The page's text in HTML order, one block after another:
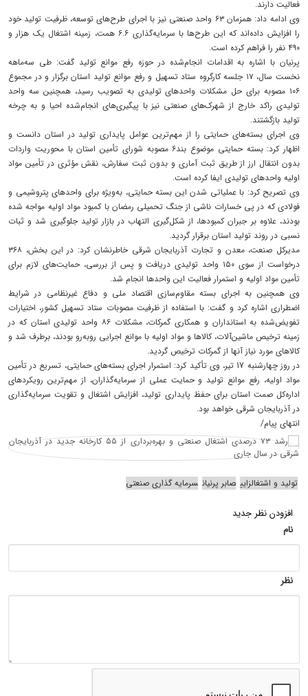
فعالیت دارند.
وی ادامه داد: همزمان ۶۳ واحد صنعتی نیز با اجرای طرح‌های توسعه، ظرفیت تولید خود
را افزایش داده‌اند که این طرح‌ها با سرمایه‌گذاری ۶.۶ همت، زمینه اشتغال یک هزار و
۴۹۰ نفر را فراهم کرده است.
پرنیان با اشاره به اقدامات انجام‌شده در حوزه رفع موانع تولید گفت: طی سه‌ماهه
نخست سال، ۱۷ جلسه کارگروه ستاد تسهیل و رفع موانع تولید استان برگزار و در مجموع
۱۰۶ مصوبه برای حل مشکلات واحدهای تولیدی به تصویب رسید، همچنین سه واحد
تولیدی راکد خارج از شهرک‌های صنعتی نیز با پیگیری‌های انجام‌شده احیا و به چرخه
تولید بازگشتند.
وی اجرای بسته‌های حمایتی را از مهم‌ترین عوامل پایداری تولید در استان دانست و
اظهار کرد: بسته حمایتی موضوع بند۶ مصوبه شورای تأمین استان با محوریت واردات
بدون انتقال ارز از طریق ثبت آماری و بدون ثبت سفارش، نقش مؤثری در تأمین مواد
اولیه واحدهای تولیدی ایفا کرده است.
وی تصریح کرد: با عملیاتی شدن این بسته حمایتی، به‌ویژه برای واحدهای پتروشیمی و
فولادی که در پی خسارات ناشی از جنگ تحمیلی رمضان با کمبود مواد اولیه مواجه شده
بودند، علاوه بر جبران کمبودها، از شکل‌گیری التهاب در بازار تولید جلوگیری شد و ثبات
نسبی در روند تولید استان برقرار گردید.
مدیرکل صنعت، معدن و تجارت آذربایجان شرقی خاطرنشان کرد: در این بخش، ۳۶۸
درخواست از سوی ۱۵۰ واحد تولیدی دریافت و پس از بررسی، حمایت‌های لازم برای
تأمین مواد اولیه و استمرار فعالیت این واحدها انجام شد.
وی همچنین به اجرای بسته مقاوم‌سازی اقتصاد ملی و دفاع غیرنظامی در شرایط
اضطراری اشاره کرد و گفت: با استفاده از ظرفیت مصوبات ستاد تسهیل کشور، اختیارات
تفویض‌شده به استانداران و همکاری گمرکات، مشکلات ۸۶ واحد تولیدی استان که در
زمینه ترخیص ماشین‌آلات، کالاها و مواد اولیه با موانع اجرایی روبه‌رو بودند، برطرف شد و
کالاهای مورد نیاز آنها از گمرکات ترخیص گردید.
در روز چهارشنبه 17 تیر، وی تأکید کرد: استمرار اجرای بسته‌های حمایتی، تسریع در تأمین
مواد اولیه، رفع موانع تولید و حمایت عملی از سرمایه‌گذاران، از مهم‌ترین رویکردهای
اداره‌کل صمت استان برای حفظ پایداری تولید، افزایش اشتغال و تقویت سرمایه‌گذاری
در آذربایجان شرقی خواهد بود.
انتهای پیام/
تولید و اشتغالزایی صابر پرنیان سرمایه گذاری صنعتی
افزودن نظر جدید
نام
نظر